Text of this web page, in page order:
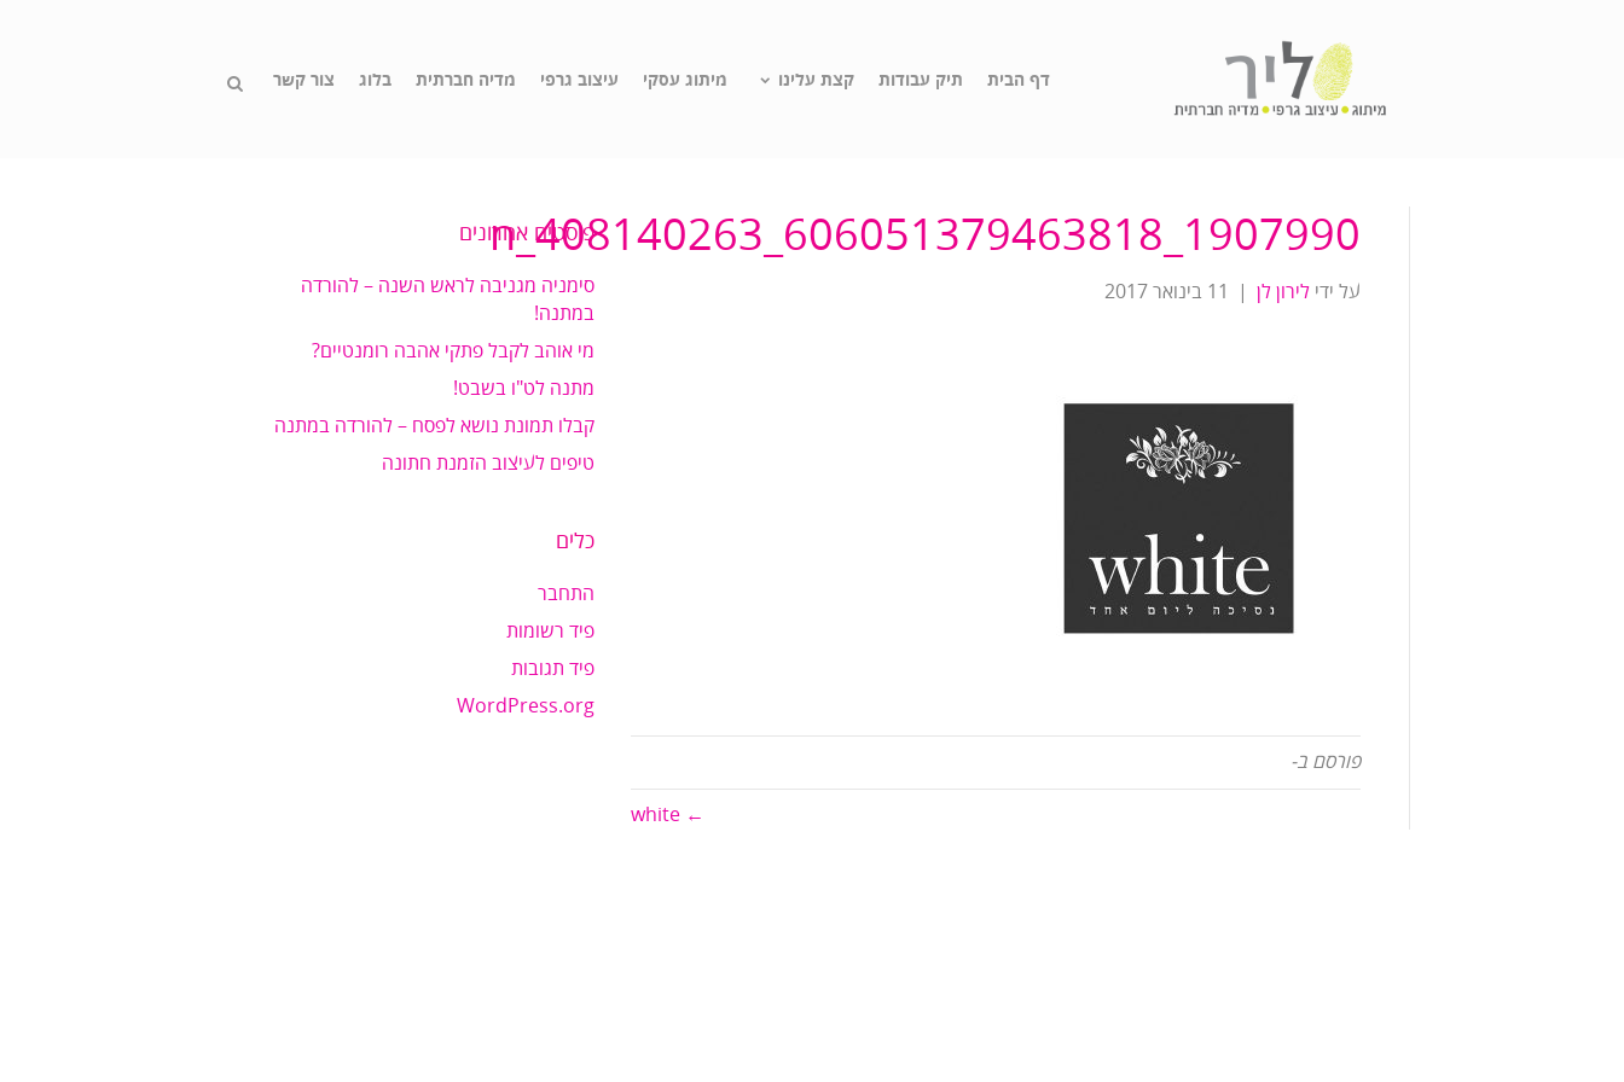
דף הבית תיק עבודות קצת עלינו מיתוג עסקי עיצוב גרפי מדיה חברתית בלוג צור קשר
1907990_606051379463818_408140263_n
על ידי לירון לן 11 בינואר 2017
פורסם ב-
← white
פוסטים אחרונים
סימניה מגניבה לראש השנה – להורדה
במתנה!
מי אוהב לקבל פתקי אהבה רומנטיים?
מתנה לט"ו בשבט!
קבלו תמונת נושא לפסח – להורדה במתנה
טיפים לעיצוב הזמנת חתונה
כלים
התחבר
פיד רשומות
פיד תגובות
WordPress.org